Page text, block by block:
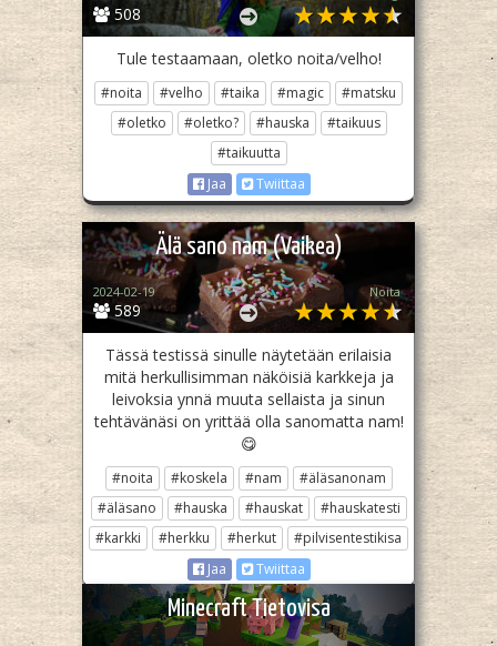
508
Tule testaamaan, oletko noita/velho!
#noita #velho #taika #magic
#matsku
#oletko
#oletko? #hauska
#taikuus
#taikuutta
Jaa
Twiittaa
Älä sano nam (Vaikea)
589
2024-02-19 Noita
Tässä testissä sinulle näytetään erilaisia
mitä herkullisimman näköisiä karkkeja ja
leivoksia ynnä muuta sellaista ja sinun
tehtävänäsi on yrittää olla sanomatta nam!
😋
#noita #koskela #nam
#äläsanonam
#äläsano
#hauska #hauskat
#hauskatesti
#karkki
#herkku #herkut
#pilvisentestikisa
Jaa
Twiittaa
Minecraft Tietovisa